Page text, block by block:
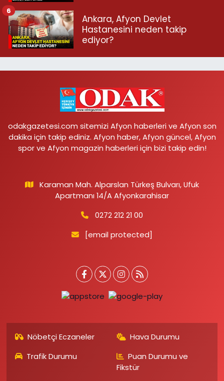
Ankara, Afyon Devlet
Hastanesini neden takip
ediyor?
6
odakgazetesi.com sitemizi Afyon haberleri ve Afyon son
dakika için takip ediniz. Afyon haber, Afyon güncel, Afyon
spor ve Afyon magazin haberleri için bizi takip edin!
Karaman Mah. Alparslan Türkeş Bulvarı, Ufuk
Apartmanı 14/A Afyonkarahisar
0272 212 21 00
[email protected]
Nöbetçi Eczaneler
Hava Durumu
Trafik Durumu
Puan Durumu ve
Fikstür